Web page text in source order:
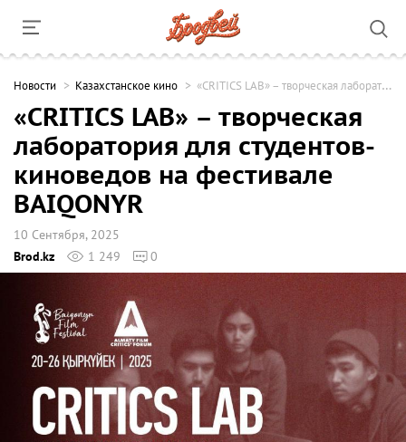
Новости Казахстанское кино «CRITICS LAB» – творческая лаборатория для студентов-киноведов на фестивале BAIQONYR
«CRITICS LAB» – творческая
лаборатория для студентов-
киноведов на фестивале
BAIQONYR
10 Сентября, 2025
Brod.kz
1 249 0